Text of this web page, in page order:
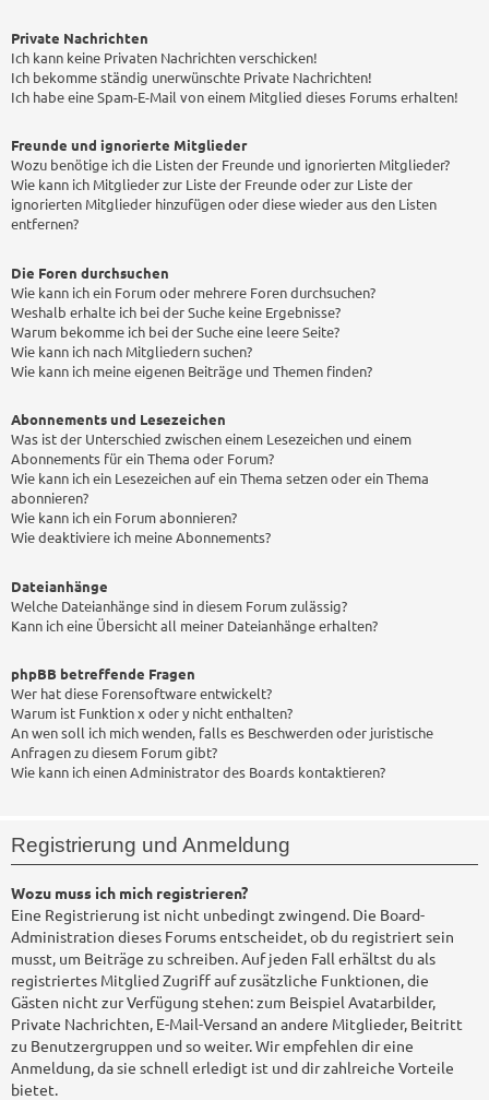
Private Nachrichten
Ich kann keine Privaten Nachrichten verschicken!
Ich bekomme ständig unerwünschte Private Nachrichten!
Ich habe eine Spam-E-Mail von einem Mitglied dieses Forums erhalten!
Freunde und ignorierte Mitglieder
Wozu benötige ich die Listen der Freunde und ignorierten Mitglieder?
Wie kann ich Mitglieder zur Liste der Freunde oder zur Liste der
ignorierten Mitglieder hinzufügen oder diese wieder aus den Listen
entfernen?
Die Foren durchsuchen
Wie kann ich ein Forum oder mehrere Foren durchsuchen?
Weshalb erhalte ich bei der Suche keine Ergebnisse?
Warum bekomme ich bei der Suche eine leere Seite?
Wie kann ich nach Mitgliedern suchen?
Wie kann ich meine eigenen Beiträge und Themen finden?
Abonnements und Lesezeichen
Was ist der Unterschied zwischen einem Lesezeichen und einem
Abonnements für ein Thema oder Forum?
Wie kann ich ein Lesezeichen auf ein Thema setzen oder ein Thema
abonnieren?
Wie kann ich ein Forum abonnieren?
Wie deaktiviere ich meine Abonnements?
Dateianhänge
Welche Dateianhänge sind in diesem Forum zulässig?
Kann ich eine Übersicht all meiner Dateianhänge erhalten?
phpBB betreffende Fragen
Wer hat diese Forensoftware entwickelt?
Warum ist Funktion x oder y nicht enthalten?
An wen soll ich mich wenden, falls es Beschwerden oder juristische
Anfragen zu diesem Forum gibt?
Wie kann ich einen Administrator des Boards kontaktieren?
Registrierung und Anmeldung
Wozu muss ich mich registrieren?
Eine Registrierung ist nicht unbedingt zwingend. Die Board-
Administration dieses Forums entscheidet, ob du registriert sein
musst, um Beiträge zu schreiben. Auf jeden Fall erhältst du als
registriertes Mitglied Zugriff auf zusätzliche Funktionen, die
Gästen nicht zur Verfügung stehen: zum Beispiel Avatarbilder,
Private Nachrichten, E-Mail-Versand an andere Mitglieder, Beitritt
zu Benutzergruppen und so weiter. Wir empfehlen dir eine
Anmeldung, da sie schnell erledigt ist und dir zahlreiche Vorteile
bietet.